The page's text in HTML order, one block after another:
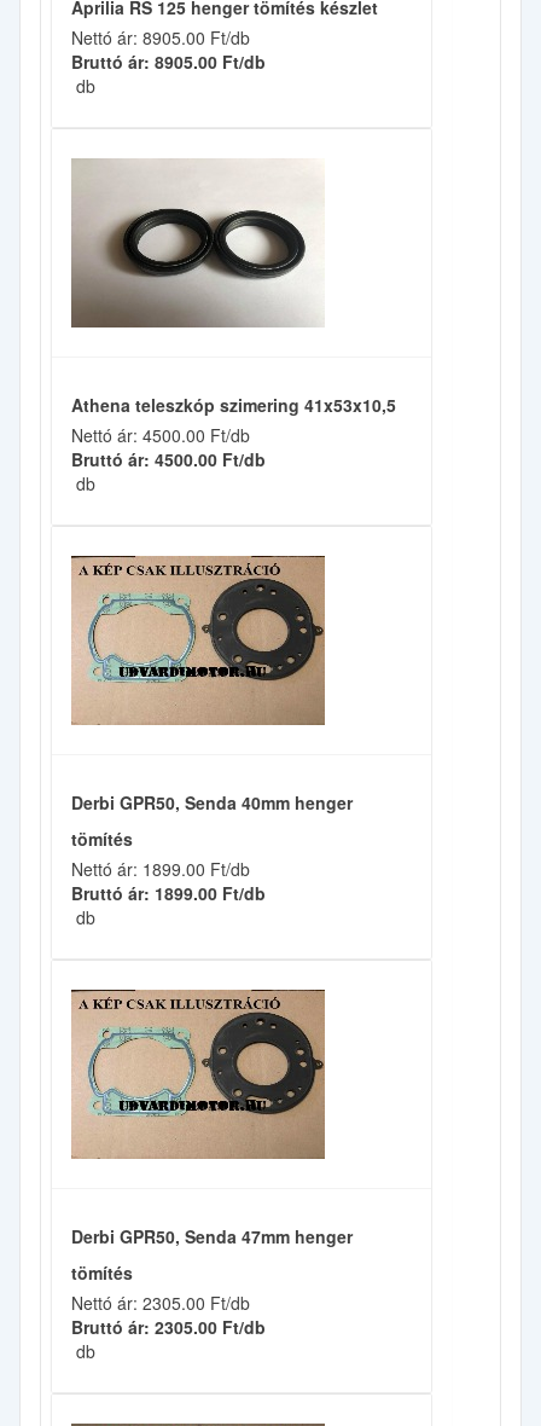
Aprilia RS 125 henger tömítés készlet
Nettó ár: 8905.00 Ft/db
Bruttó ár: 8905.00 Ft/db
db
Athena teleszkóp szimering 41x53x10,5
Nettó ár: 4500.00 Ft/db
Bruttó ár: 4500.00 Ft/db
db
Derbi GPR50, Senda 40mm henger
tömítés
Nettó ár: 1899.00 Ft/db
Bruttó ár: 1899.00 Ft/db
db
Derbi GPR50, Senda 47mm henger
tömítés
Nettó ár: 2305.00 Ft/db
Bruttó ár: 2305.00 Ft/db
db